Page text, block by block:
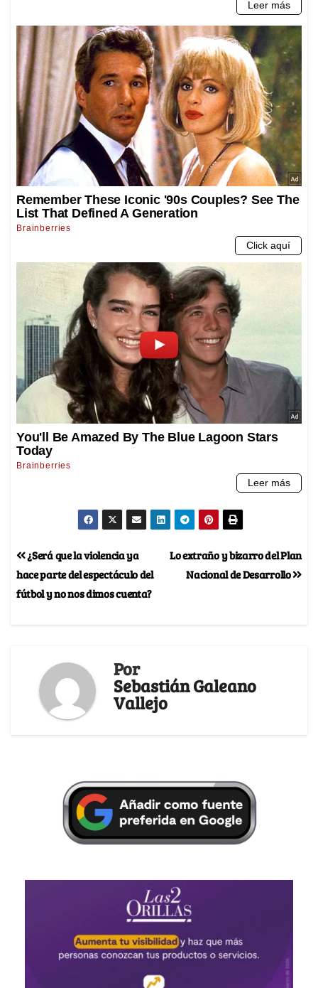
Lo extraño y bizarro del Plan
Nacional de Desarrollo
¿Será que la violencia ya
hace parte del espectáculo del
fútbol y no nos dimos cuenta?
Por
Sebastián Galeano
Vallejo